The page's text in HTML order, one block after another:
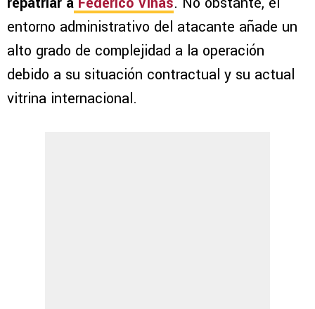
entorno administrativo del atacante añade un
alto grado de complejidad a la operación
debido a su situación contractual y su actual
vitrina internacional.